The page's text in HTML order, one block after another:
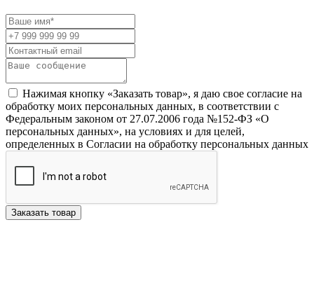
Нажимая кнопку «Заказать товар», я даю свое согласие на
обработку моих персональных данных, в соответствии с
Федеральным законом от 27.07.2006 года №152-ФЗ «О
персональных данных», на условиях и для целей,
определенных в Согласии на обработку персональных данных
Заказать товар